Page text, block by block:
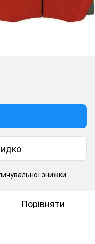
знижки
Порівняти